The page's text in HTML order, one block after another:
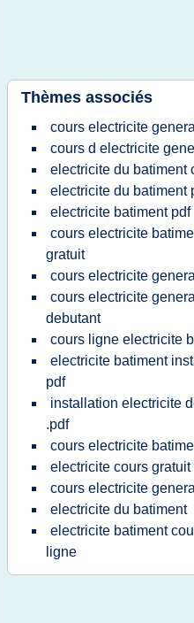
Thèmes associés
cours electricite
cours d electricite
electricite du batiment
electricite du batiment
electricite batiment pdf
cours electricite
gratuit
cours electricite
cours electricite
debutant
cours ligne electricite
electricite batiment
pdf
installation electricite
.pdf
cours electricite
electricite cours gratuit
cours electricite
electricite du batiment
electricite batiment
ligne